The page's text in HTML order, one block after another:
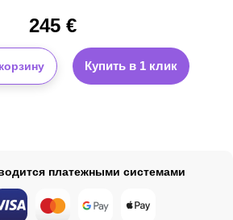
245€
Купить в 1 клик
платежными системами